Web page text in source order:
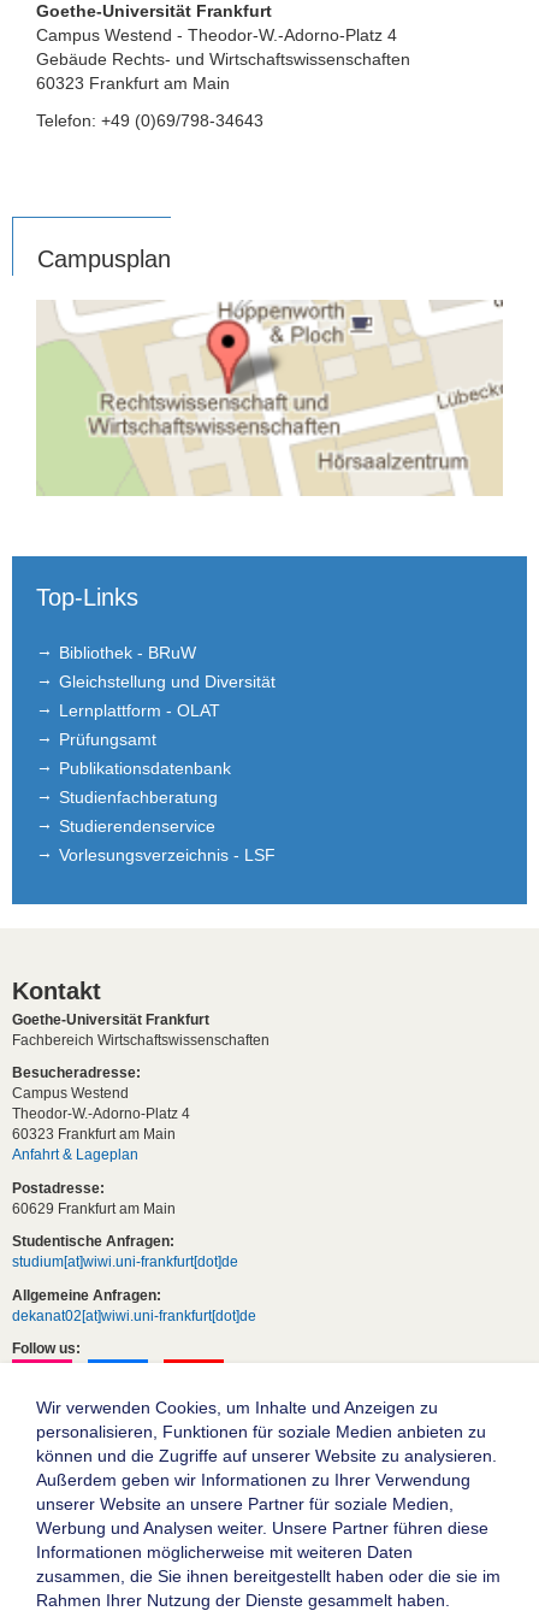
Goethe-Universität Frankfurt
Campus Westend - Theodor-W.-Adorno-Platz 4
Gebäude Rechts- und Wirtschaftswissenschaften
60323 Frankfurt am Main
Telefon: +49 (0)69/798-34643
Campusplan
Top-Links
Bibliothek - BRuW
Gleichstellung und Diversität
Lernplattform - OLAT
Prüfungsamt
Publikationsdatenbank
Studienfachberatung
Studierendenservice
Vorlesungsverzeichnis - LSF
Kontakt
Goethe-Universität Frankfurt
Fachbereich Wirtschaftswissenschaften
Besucheradresse:
Campus Westend
Theodor-W.-Adorno-Platz 4
60323 Frankfurt am Main
Anfahrt & Lageplan
Postadresse:
60629 Frankfurt am Main
Studentische Anfragen:
studium[at]wiwi.uni-frankfurt[dot]de
Allgemeine Anfragen:
dekanat02[at]wiwi.uni-frankfurt[dot]de
Follow us:
Die Goethe-Universität Frankfurt am Main
Wir verwenden Cookies, um Inhalte und Anzeigen zu
personalisieren, Funktionen für soziale Medien anbieten zu
können und die Zugriffe auf unserer Website zu analysieren.
Außerdem geben wir Informationen zu Ihrer Verwendung
unserer Website an unsere Partner für soziale Medien,
Werbung und Analysen weiter. Unsere Partner führen diese
Informationen möglicherweise mit weiteren Daten
zusammen, die Sie ihnen bereitgestellt haben oder die sie im
Rahmen Ihrer Nutzung der Dienste gesammelt haben.